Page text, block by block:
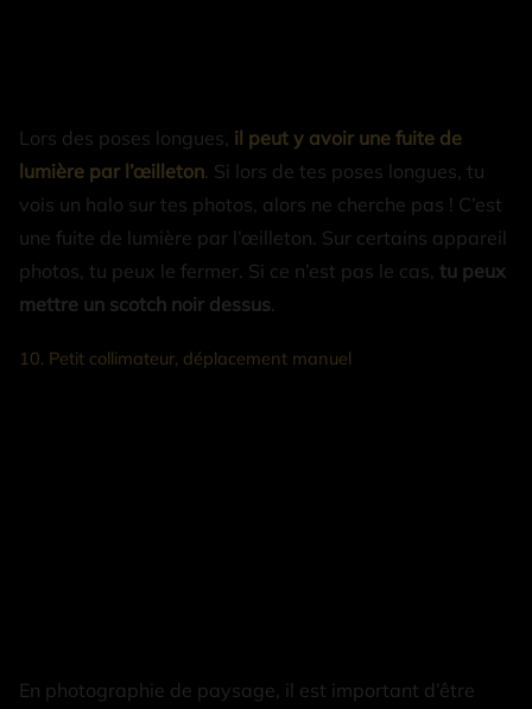
Lors des poses longues, il peut y avoir une fuite de
lumière par l’œilleton. Si lors de tes poses longues, tu
vois un halo sur tes photos, alors ne cherche pas ! C’est
une fuite de lumière par l’œilleton. Sur certains appareil
photos, tu peux le fermer. Si ce n’est pas le cas, tu peux
mettre un scotch noir dessus.
10. Petit collimateur, déplacement manuel
En photographie de paysage, il est important d’être